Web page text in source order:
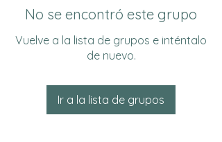
No se encontró este grupo
Vuelve a la lista de grupos e inténtalo
de nuevo.
Ir a la lista de grupos